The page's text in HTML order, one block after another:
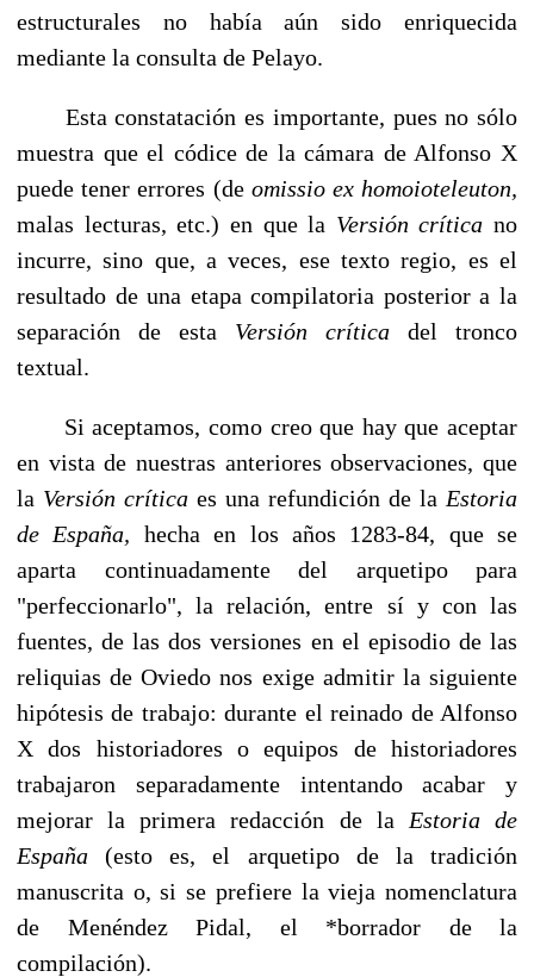
estructurales no había aún sido enriquecida
mediante la consulta de Pelayo.
Esta constatación es importante, pues no sólo
muestra que el códice de la cámara de Alfonso X
puede tener errores (de omissio ex homoioteleuton,
malas lecturas, etc.) en que la Versión crítica no
incurre, sino que, a veces, ese texto regio, es el
resultado de una etapa compilatoria posterior a la
separación de esta Versión crítica del tronco
textual.
Si aceptamos, como creo que hay que aceptar
en vista de nuestras anteriores obser­vaciones, que
la Versión crítica es una refundición de la Estoria
de España, hecha en los años 1283-84, que se
aparta continuadamente del arquetipo para
"perfeccionarlo", la relación, entre sí y con las
fuentes, de las dos versiones en el episodio de las
reliquias de Oviedo nos exige admitir la siguiente
hipótesis de trabajo: durante el reinado de Al­fonso
X dos historiadores o equipos de historiadores
trabajaron separadamente inten­tando acabar y
mejorar la primera redacción de la Estoria de
España(esto es, el arquetipo de la tradición
manuscrita o, si se prefiere la vieja nomenclatura
de Menéndez Pidal, el *borrador de la
compilación).